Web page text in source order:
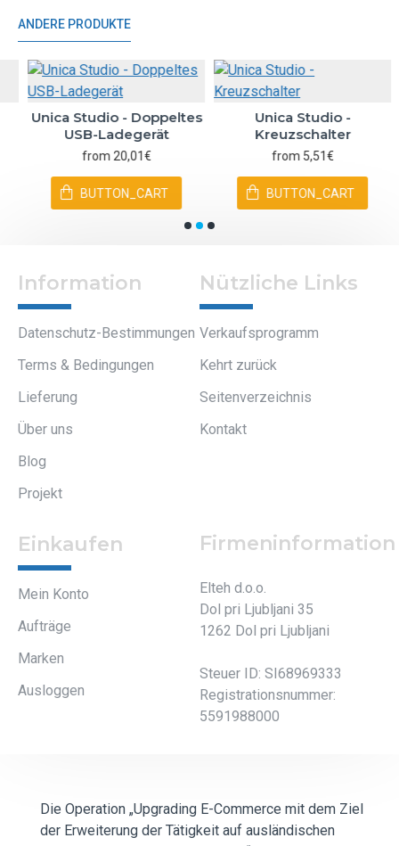
ANDERE PRODUKTE
Unica Studio - Doppeltes
USB-Ladegerät
from 20,01€
BUTTON_CART
Unica Studio -
Kreuzschalter
from 5,51€
BUTTON_CART
Information
Datenschutz-Bestimmungen
Terms & Bedingungen
Lieferung
Über uns
Blog
Projekt
Nützliche Links
Verkaufsprogramm
Kehrt zurück
Seitenverzeichnis
Kontakt
Einkaufen
Mein Konto
Aufträge
Marken
Ausloggen
Firmeninformation
Elteh d.o.o.
Dol pri Ljubljani 35
1262 Dol pri Ljubljani
Steuer ID: SI68969333
Registrationsnummer:
5591988000
Die Operation „Upgrading E-Commerce mit dem Ziel
der Erweiterung der Tätigkeit auf ausländischen